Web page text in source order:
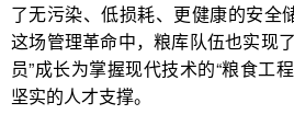
了无污染、低损耗、更健康的安全
这场管理革命中，粮库队伍也实现
员”成长为掌握现代技术的“粮食工
坚实的人才支撑。